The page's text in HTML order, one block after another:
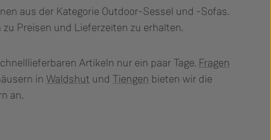
aus der Kategorie Outdoor-Sessel und -Sofas.
Preisen und Lieferzeiten zu erhalten.
Artikeln nur ein paar Tage. Fragen
in Waldshut und Tiengen bieten wir die
an.